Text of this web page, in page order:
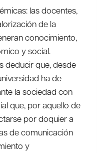
las docentes,
de la
conocimiento,
y social.
deducir que, desde
ha de
la sociedad con
que, por aquello de
por doquier a
de comunicación
y